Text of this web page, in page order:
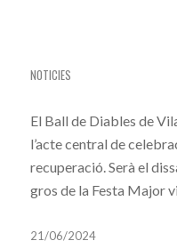
NOTICIES
El Ball de Diables de
l’acte central de
recuperació. Serà el
gros de la Festa Major
21/06/2024